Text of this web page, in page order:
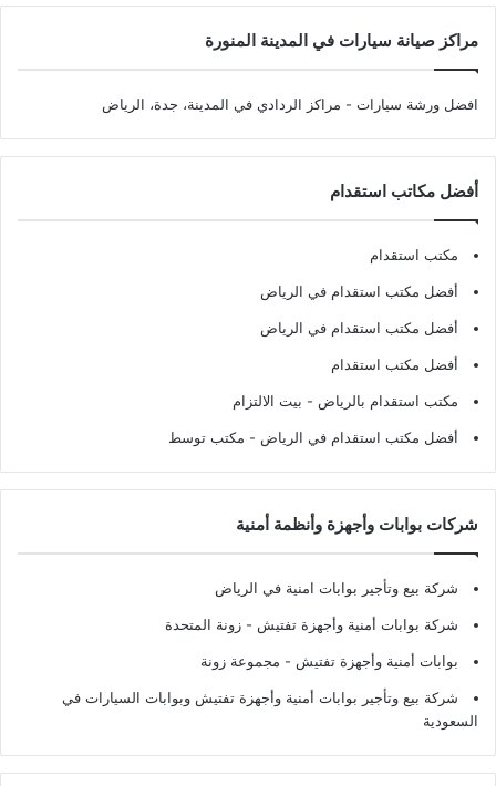
مراكز صيانة سيارات في المدينة المنورة
افضل ورشة سيارات - مراكز الردادي في المدينة، جدة، الرياض
أفضل مكاتب استقدام
مكتب استقدام
أفضل مكتب استقدام في الرياض
أفضل مكتب استقدام في الرياض
أفضل مكتب استقدام
مكتب استقدام بالرياض - بيت الالتزام
أفضل مكتب استقدام في الرياض - مكتب توسط
شركات بوابات وأجهزة وأنظمة أمنية
شركة بيع وتأجير بوابات امنية في الرياض
شركة بوابات أمنية وأجهزة تفتيش - زونة المتحدة
بوابات أمنية وأجهزة تفتيش - مجموعة زونة
شركة بيع وتأجير بوابات أمنية وأجهزة تفتيش وبوابات السيارات في
السعودية